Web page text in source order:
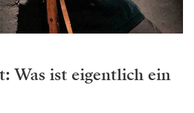
Was ist eigentlich ein